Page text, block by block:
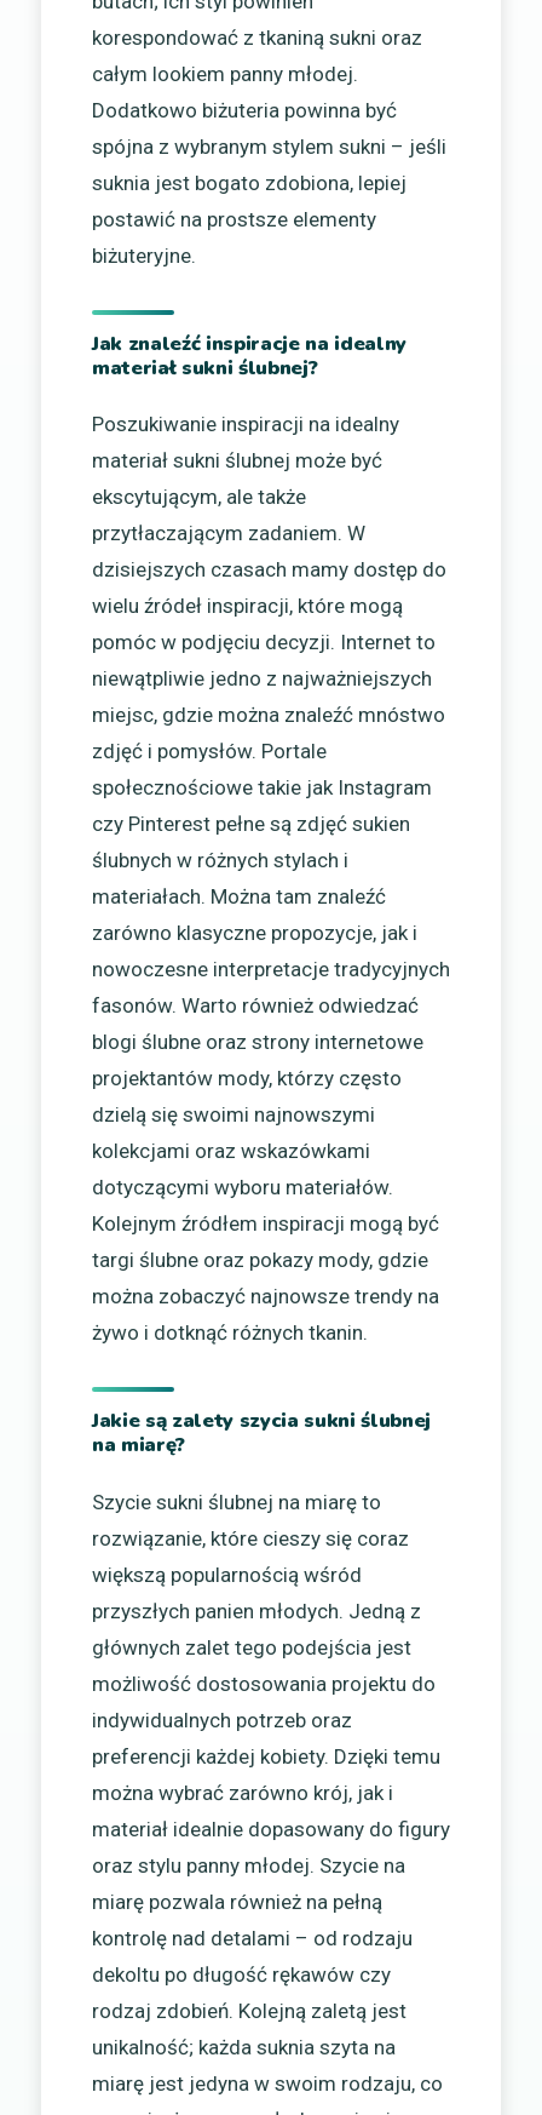
korespondować z tkaniną sukni oraz
całym lookiem panny młodej.
Dodatkowo biżuteria powinna być
spójna z wybranym stylem sukni – jeśli
suknia jest bogato zdobiona, lepiej
postawić na prostsze elementy
biżuteryjne.
Jak znaleźć inspiracje na idealny
materiał sukni ślubnej?
Poszukiwanie inspiracji na idealny
materiał sukni ślubnej może być
ekscytującym, ale także
przytłaczającym zadaniem. W
dzisiejszych czasach mamy dostęp do
wielu źródeł inspiracji, które mogą
pomóc w podjęciu decyzji. Internet to
niewątpliwie jedno z najważniejszych
miejsc, gdzie można znaleźć mnóstwo
zdjęć i pomysłów. Portale
społecznościowe takie jak Instagram
czy Pinterest pełne są zdjęć sukien
ślubnych w różnych stylach i
materiałach. Można tam znaleźć
zarówno klasyczne propozycje, jak i
nowoczesne interpretacje tradycyjnych
fasonów. Warto również odwiedzać
blogi ślubne oraz strony internetowe
projektantów mody, którzy często
dzielą się swoimi najnowszymi
kolekcjami oraz wskazówkami
dotyczącymi wyboru materiałów.
Kolejnym źródłem inspiracji mogą być
targi ślubne oraz pokazy mody, gdzie
można zobaczyć najnowsze trendy na
żywo i dotknąć różnych tkanin.
Jakie są zalety szycia sukni ślubnej
na miarę?
Szycie sukni ślubnej na miarę to
rozwiązanie, które cieszy się coraz
większą popularnością wśród
przyszłych panien młodych. Jedną z
głównych zalet tego podejścia jest
możliwość dostosowania projektu do
indywidualnych potrzeb oraz
preferencji każdej kobiety. Dzięki temu
można wybrać zarówno krój, jak i
materiał idealnie dopasowany do figury
oraz stylu panny młodej. Szycie na
miarę pozwala również na pełną
kontrolę nad detalami – od rodzaju
dekoltu po długość rękawów czy
rodzaj zdobień. Kolejną zaletą jest
unikalność; każda suknia szyta na
miarę jest jedyna w swoim rodzaju, co